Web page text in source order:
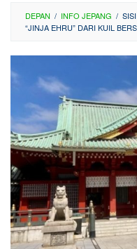
DEPAN / INFO JEPANG /
“JINJA EHRU” DARI KUIL